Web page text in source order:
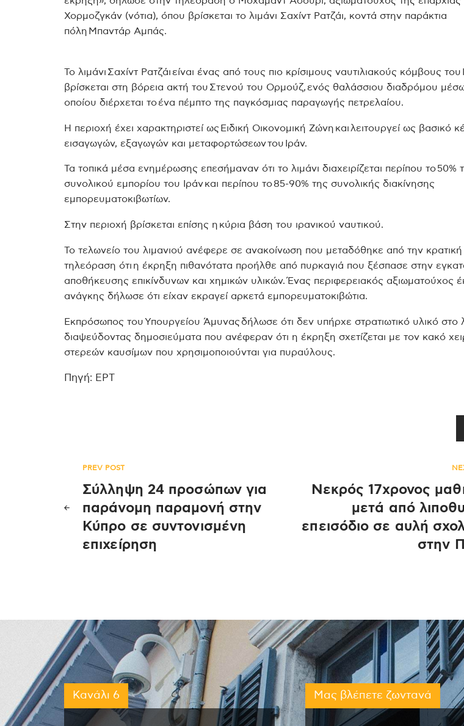
Χορμοζγκάν (νότια), όπου βρίσκεται το λιμάνι Σαχίντ Ρατζάι, κοντά στην παράκτια
πόλη Μπαντάρ Αμπάς.
Το λιμάνι Σαχίντ Ρατζάι είναι ένας από τους πιο κρίσιμους ναυτιλιακούς κόμβους του
βρίσκεται στη βόρεια ακτή του Στενού του Ορμούζ, ενός θαλάσσιου διαδρόμου
οποίου διέρχεται το ένα πέμπτο της παγκόσμιας παραγωγής πετρελαίου.
Η περιοχή έχει χαρακτηριστεί ως Ειδική Οικονομική Ζώνη και λειτουργεί ως βασικό
εισαγωγών, εξαγωγών και μεταφορτώσεων του Ιράν.
Τα τοπικά μέσα ενημέρωσης επεσήμαναν ότι το λιμάνι διαχειρίζεται περίπου το 50%
συνολικού εμπορίου του Ιράν και περίπου το 85-90% της συνολικής διακίνησης
εμπορευματοκιβωτίων.
Στην περιοχή βρίσκεται επίσης η κύρια βάση του ιρανικού ναυτικού.
Το τελωνείο του λιμανιού ανέφερε σε ανακοίνωση που μεταδόθηκε από την κρατική
τηλεόραση ότι η έκρηξη πιθανότατα προήλθε από πυρκαγιά που ξέσπασε στην
αποθήκευσης επικίνδυνων και χημικών υλικών. Ένας περιφερειακός αξιωματούχος
ανάγκης δήλωσε ότι είχαν εκραγεί αρκετά εμπορευματοκιβώτια.
Εκπρόσωπος του Υπουργείου Άμυνας δήλωσε ότι δεν υπήρχε στρατιωτικό υλικό στο
διαψεύδοντας δημοσιεύματα που ανέφεραν ότι η έκρηξη σχετίζεται με τον κακό
στερεών καυσίμων που χρησιμοποιούνται για πυραύλους.
Πηγή: ΕΡΤ
Πλοήγηση
άρθρων
PREV POST
Σύλληψη 24 προσώπων για
παράνομη παραμονή στην
Κύπρο σε συντονισμένη
επιχείρηση
Νεκρός 17χρονος
μετά από
επεισόδιο σε αυλή
στην
Κανάλι 6 Μας βλέπετε ζωντανά